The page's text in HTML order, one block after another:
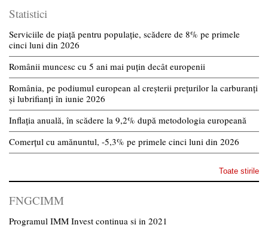
Statistici
Serviciile de piață pentru populație, scădere de 8% pe primele
cinci luni din 2026
Românii muncesc cu 5 ani mai puțin decât europenii
România, pe podiumul european al creșterii prețurilor la carburanți
și lubrifianți în iunie 2026
Inflația anuală, în scădere la 9,2% după metodologia europeană
Comerțul cu amănuntul, -5,3% pe primele cinci luni din 2026
Toate stirile
FNGCIMM
Programul IMM Invest continua si in 2021